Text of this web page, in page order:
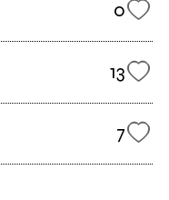
0
13
7